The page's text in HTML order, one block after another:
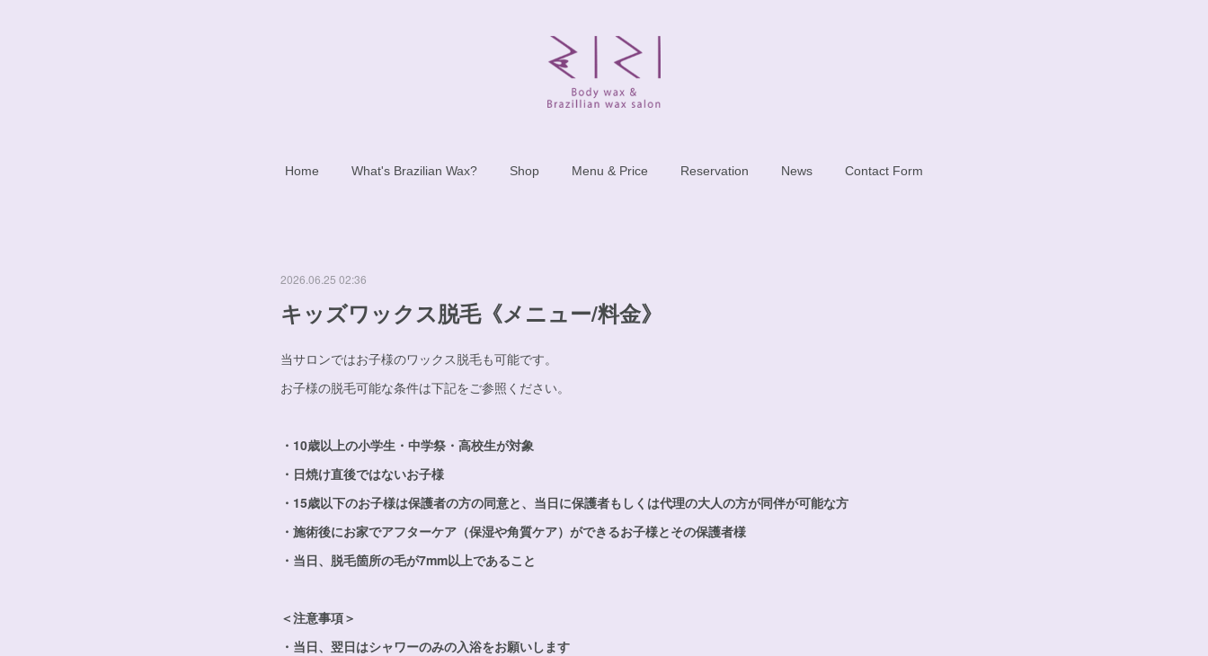
Home What's Brazilian Wax? Shop Menu & Price Reservation News Contact Form
2026.06.25 02:36
キッズワックス脱毛《メニュー/料金》
当サロンではお子様のワックス脱毛も可能です。
お子様の脱毛可能な条件は下記をご参照ください。
・10歳以上の小学生・中学祭・高校生が対象
・日焼け直後ではないお子様
・15歳以下のお子様は保護者の方の同意と、当日に保護者もしくは代理の大人の方が同伴が可能な方
・施術後にお家でアフターケア（保湿や角質ケア）ができるお子様とその保護者様
・当日、脱毛箇所の毛が7mm以上であること
＜注意事項＞
・当日、翌日はシャワーのみの入浴をお願いします